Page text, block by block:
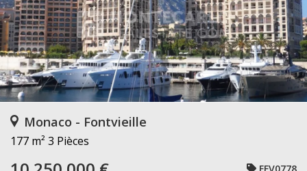
Monaco - Fontvieille
177 m² 3 Pièces
FFV0778